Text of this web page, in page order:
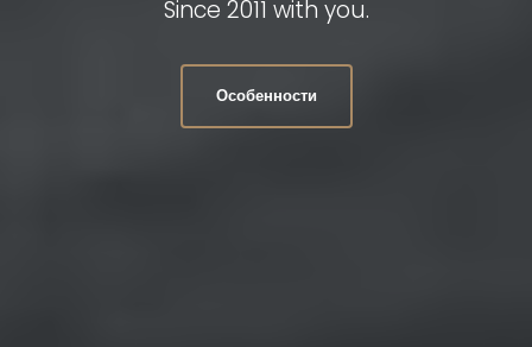
Since 2011 with you.
Особенности